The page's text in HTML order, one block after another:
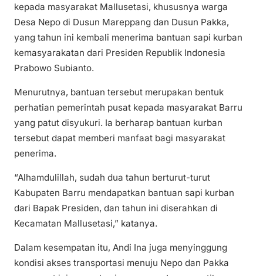
kepada masyarakat Mallusetasi, khususnya warga
Desa Nepo di Dusun Mareppang dan Dusun Pakka,
yang tahun ini kembali menerima bantuan sapi kurban
kemasyarakatan dari Presiden Republik Indonesia
Prabowo Subianto.
Menurutnya, bantuan tersebut merupakan bentuk
perhatian pemerintah pusat kepada masyarakat Barru
yang patut disyukuri. Ia berharap bantuan kurban
tersebut dapat memberi manfaat bagi masyarakat
penerima.
“Alhamdulillah, sudah dua tahun berturut-turut
Kabupaten Barru mendapatkan bantuan sapi kurban
dari Bapak Presiden, dan tahun ini diserahkan di
Kecamatan Mallusetasi,” katanya.
Dalam kesempatan itu, Andi Ina juga menyinggung
kondisi akses transportasi menuju Nepo dan Pakka